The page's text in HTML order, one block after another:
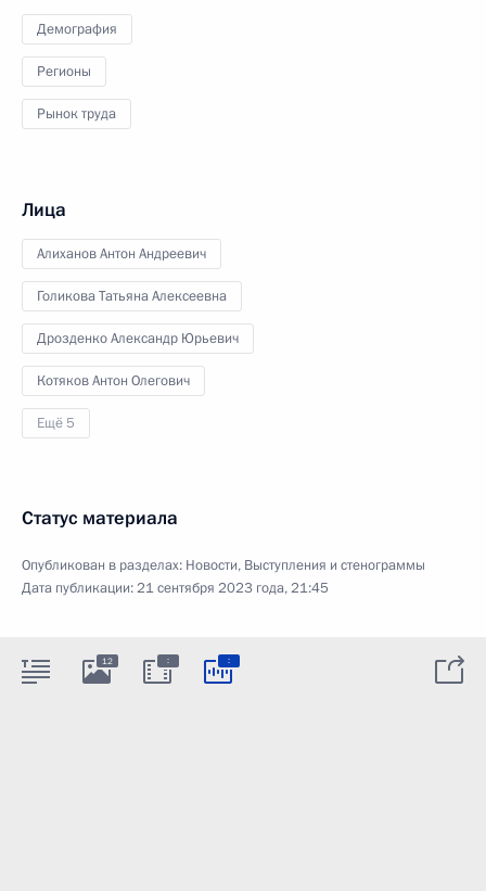
Демография
Регионы
Рынок труда
Лица
Алиханов Антон Андреевич
Голикова Татьяна Алексеевна
Дрозденко Александр Юрьевич
Котяков Антон Олегович
Ещё 5
Статус материала
Опубликован в разделах: Новости, Выступления и стенограммы
Дата публикации:21 сентября 2023 года, 21:45
12 : :